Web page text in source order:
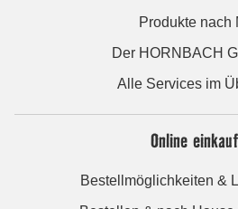
Produkte nach
Der HORNBACH
Alle Services im
Online
Bestellmöglichkeiten &